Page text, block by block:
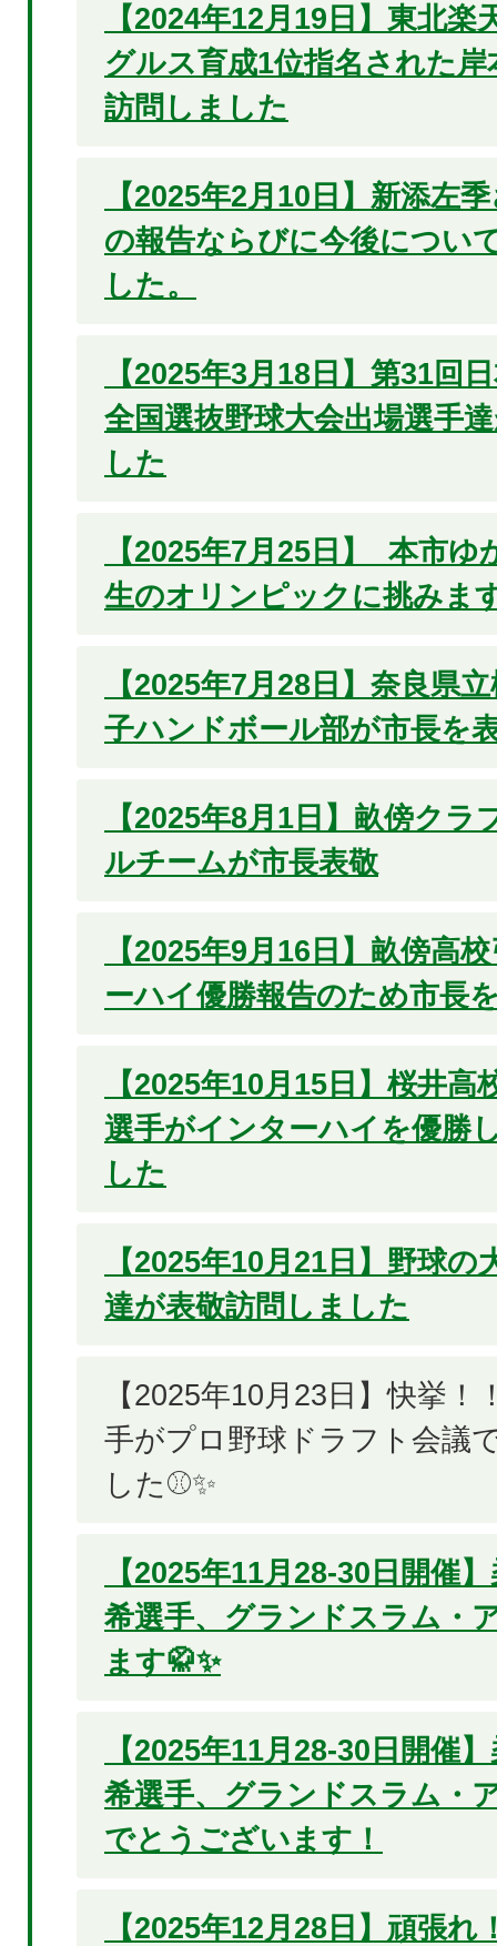
【2024年12月19日】東北
グルス育成1位指名された
訪問しました
【2025年2月10日】新添左
の報告ならびに今後につい
した。
【2025年3月18日】第31回
全国選抜野球大会出場選手
した
【2025年7月25日】 本市ゆ
生のオリンピックに挑みま
【2025年7月28日】奈良県
子ハンドボール部が市長を
【2025年8月1日】畝傍クラ
ルチームが市長表敬
【2025年9月16日】畝傍高
ーハイ優勝報告のため市長
【2025年10月15日】桜井
選手がインターハイを優勝
した
【2025年10月21日】野球
達が表敬訪問しました
【2025年10月23日】快挙！
手がプロ野球ドラフト会議
した⚾✨
【2025年11月28-30日開催
希選手、グランドスラム・
ます🥋✨
【2025年11月28-30日開催
希選手、グランドスラム・
でとうございます！
【2025年12月28日】頑張れ